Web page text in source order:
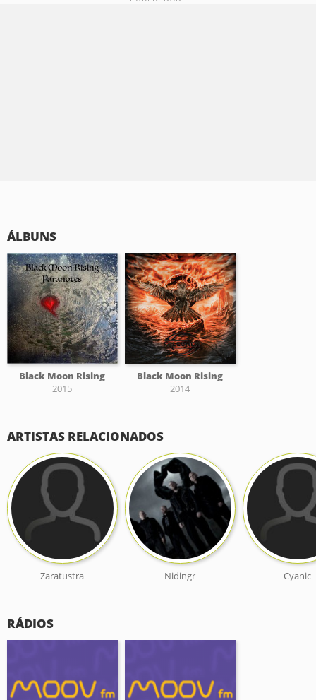
ÁLBUNS
Black Moon Rising
2015
Black Moon Rising
2014
ARTISTAS RELACIONADOS
Zaratustra Nidingr Cyanic
RÁDIOS